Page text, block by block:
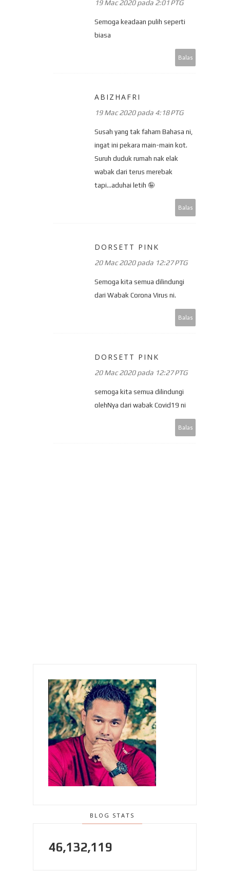
19 Mac 2020 pada 2:01 PTG
Semoga keadaan pulih seperti
biasa
Balas
ABIZHAFRI
19 Mac 2020 pada 4:18 PTG
Susah yang tak faham Bahasa ni,
ingat ini pekara main-main kot.
Suruh duduk rumah nak elak
wabak dari terus merebak
tapi...aduhai letih 🤪
Balas
DORSETT PINK
20 Mac 2020 pada 12:27 PTG
Semoga kita semua dilindungi
dari Wabak Corona Virus ni.
Balas
DORSETT PINK
20 Mac 2020 pada 12:27 PTG
semoga kita semua dilindungi
olehNya dari wabak Covid19 ni
Balas
BLOG STATS
46,132,119